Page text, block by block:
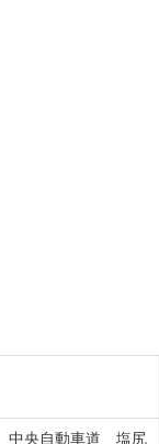
中央自動車道 塩尻